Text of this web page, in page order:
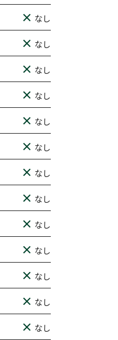
なし
なし
なし
なし
なし
なし
なし
なし
なし
なし
なし
なし
なし